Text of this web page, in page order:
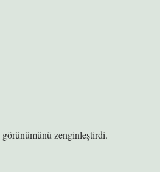
görünümünü zenginleştirdi.